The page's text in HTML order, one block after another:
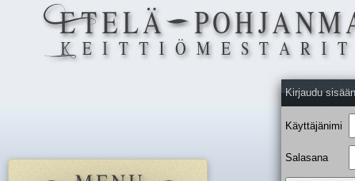
Kirjaudu sisään
Käyttäjänimi
Salasana